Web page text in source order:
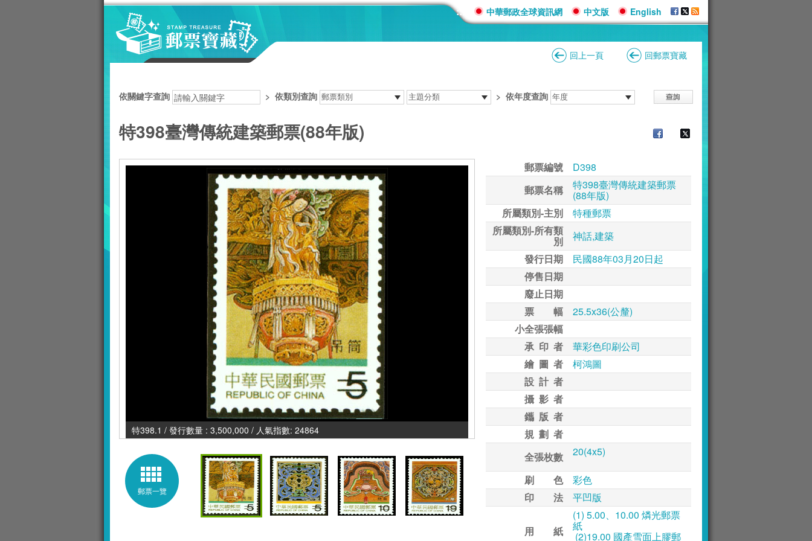
::: 中華郵政全球資訊網 中文版 English
回上一頁 回郵票寶藏
依關鍵字查詢 > 依類別查詢 > 依年度查詢
特398臺灣傳統建築郵票(88年版)
特398.1 / 發行數量 : 3,500,000 / 人氣指數: 24864
郵票一覽
郵票編號
D398
郵票名稱
特398臺灣傳統建築郵票
(88年版)
所屬類別-主別
特種郵票
所屬類別-所有類
別
神話,建築
發行日期
民國88年03月20日起
停售日期
廢止日期
票 幅
25.5x36(公釐)
小全張張幅
承 印 者
華彩色印刷公司
繪 圖 者
柯鴻圖
設 計 者
攝 影 者
鑴 版 者
規 劃 者
全張枚數
20(4x5)
刷 色
彩色
印 法
平凹版
用 紙
(1) 5.00、10.00 燐光郵票
紙
(2)19.00 國產雪面上膠郵